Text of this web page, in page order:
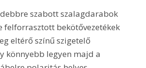
szabott szalagdarabok
felforrasztott bekötővezetékek
eltérő színű szigetelő
könnyebb legyen majd a